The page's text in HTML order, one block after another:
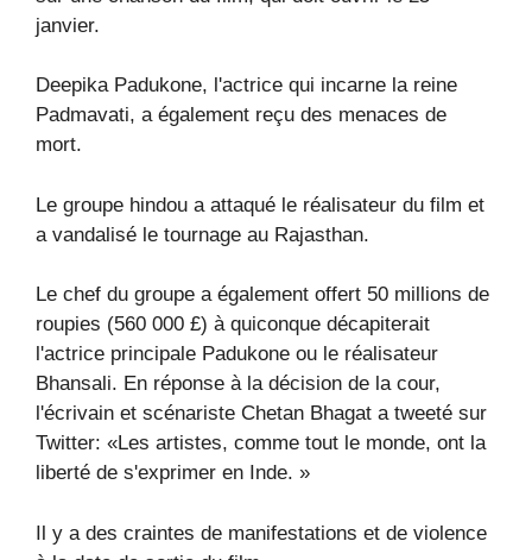
janvier.
Deepika Padukone, l'actrice qui incarne la reine
Padmavati, a également reçu des menaces de
mort.
Le groupe hindou a attaqué le réalisateur du film et
a vandalisé le tournage au Rajasthan.
Le chef du groupe a également offert 50 millions de
roupies (560 000 £) à quiconque décapiterait
l'actrice principale Padukone ou le réalisateur
Bhansali. En réponse à la décision de la cour,
l'écrivain et scénariste Chetan Bhagat a tweeté sur
Twitter: «Les artistes, comme tout le monde, ont la
liberté de s'exprimer en Inde. »
Il y a des craintes de manifestations et de violence